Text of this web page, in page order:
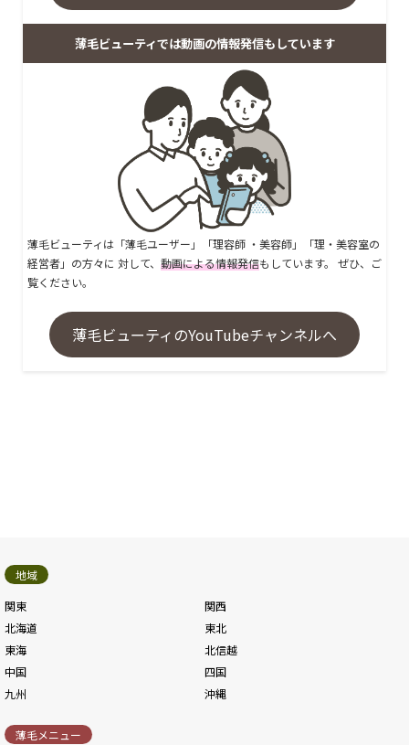
薄毛ビューティでは動画の情報発信もしています
薄毛ビューティは「薄毛ユーザー」「理容師 ・美容師」「理・美容室の
経営者」の方々に 対して、 動画による情報発信もしています。 ぜひ、ご
覧ください。
薄毛ビューティのYouTubeチャンネルへ
地域
関東
関西
北海道
東北
東海
北信越
中国
四国
九州
沖縄
薄毛メニュー